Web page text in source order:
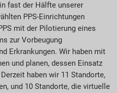
fast der Hälfte unserer
PPS-Einrichtungen
mit der Pilotierung eines
zur Vorbeugung
Erkrankungen. Wir haben mit
und planen, dessen Einsatz
haben wir 11 Standorte,
und 10 Standorte, die virtuelle